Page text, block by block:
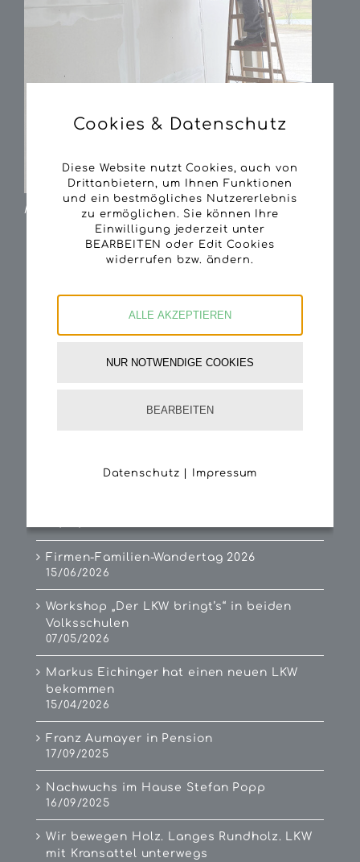
Fotos Tamara Geisberger, 12.4.2022
Firmen-Familien-Wandertag 2026
15/06/2026
Workshop „Der LKW bringt’s“ in beiden
Volksschulen
07/05/2026
Markus Eichinger hat einen neuen LKW
bekommen
15/04/2026
Franz Aumayer in Pension
17/09/2025
Nachwuchs im Hause Stefan Popp
16/09/2025
Wir bewegen Holz. Langes Rundholz. LKW
mit Kransattel unterwegs
Cookies & Datenschutz
Diese Website nutzt Cookies, auch von
Drittanbietern, um Ihnen Funktionen
und ein bestmögliches Nutzererlebnis
zu ermöglichen. Sie können Ihre
Einwilligung jederzeit unter
BEARBEITEN oder Edit Cookies
widerrufen bzw. ändern.
ALLE AKZEPTIEREN
NUR NOTWENDIGE COOKIES
BEARBEITEN
Datenschutz Impressum